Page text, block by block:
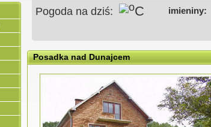
Pogoda na dziś: oC imieniny:
Posadka nad Dunajcem